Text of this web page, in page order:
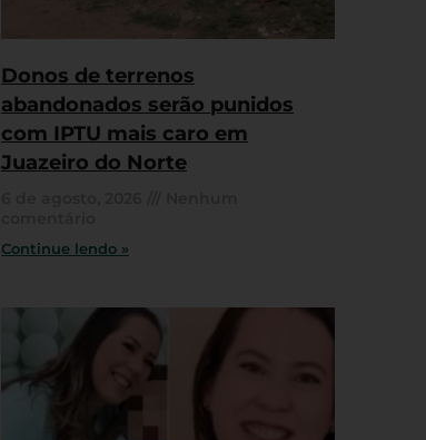
Donos de terrenos
abandonados serão punidos
com IPTU mais caro em
Juazeiro do Norte
Continue lendo »